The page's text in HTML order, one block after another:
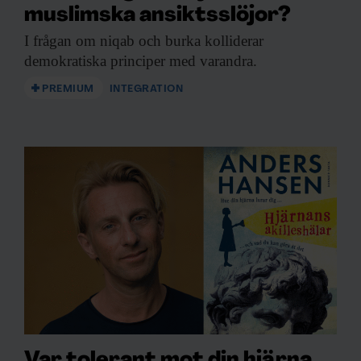
muslimska ansiktsslöjor?
I frågan om niqab och burka kolliderar
demokratiska principer med varandra.
PREMIUM INTEGRATION